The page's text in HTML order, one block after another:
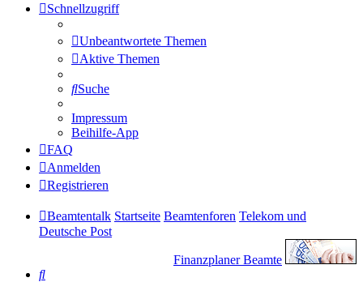
Schnellzugriff
Unbeantwortete Themen
Aktive Themen
Suche
Impressum
Beihilfe-App
FAQ
Anmelden
Registrieren
Beamtentalk Startseite Beamtenforen Telekom und
Deutsche Post
Finanzplaner Beamte
Suche